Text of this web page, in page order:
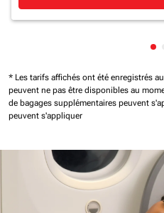
* Les tarifs affichés ont été enregistrés
peuvent ne pas être disponibles au
de bagages supplémentaires peuvent
peuvent s'appliquer